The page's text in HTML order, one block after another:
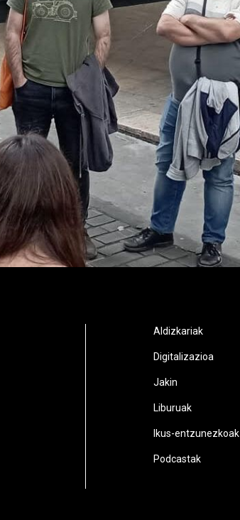
Aldizkariak
Digitalizazioa
Jakin
Liburuak
Ikus-entzunezkoak
Podcastak